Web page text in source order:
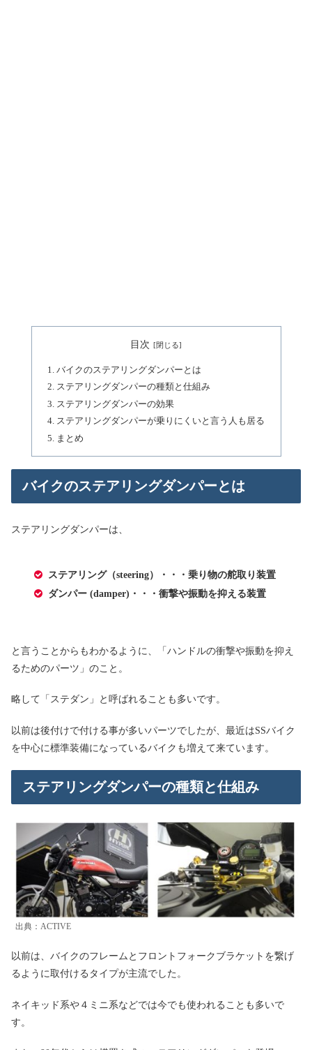
目次
バイクのステアリングダンパーとは
ステアリングダンパーの種類と仕組み
ステアリングダンパーの効果
ステアリングダンパーが乗りにくいと言う人も居る
まとめ
バイクのステアリングダンパーとは
ステアリングダンパーは、
ステアリング（steering）・・・乗り物の舵取り装置
ダンパー (damper)・・・衝撃や振動を抑える装置
と言うことからもわかるように、「ハンドルの衝撃や振動を抑え
るためのパーツ」のこと。
略して「ステダン」と呼ばれることも多いです。
以前は後付けで付ける事が多いパーツでしたが、最近はSSバイク
を中心に標準装備になっているバイクも増えて来ています。
ステアリングダンパーの種類と仕組み
出典：ACTIVE
以前は、バイクのフレームとフロントフォークブラケットを繋げ
るように取付けるタイプが主流でした。
ネイキッド系や４ミニ系などでは今でも使われることも多いで
す。